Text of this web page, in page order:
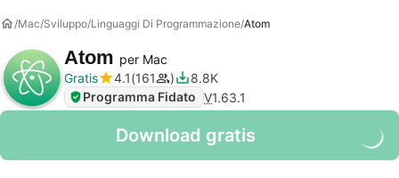
Mac Sviluppo Linguaggi Di Programmazione Atom
Atom per Mac
Gratis
4.1 161
8.8K
Programma Fidato V1.63.1
Download gratis